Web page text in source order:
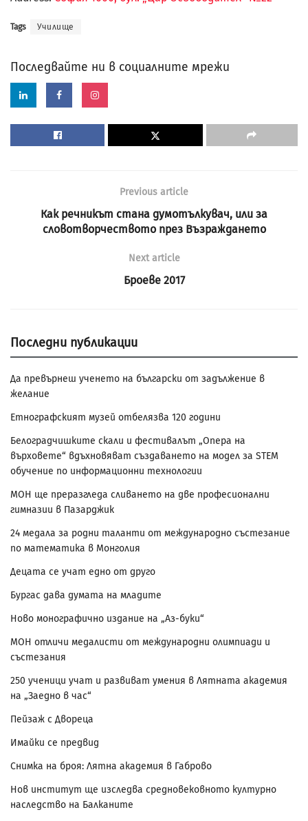
Tags Училище
Последвайте ни в социалните мрежи
Previous article
Как речникът стана думотълкувач, или за
словотворчеството през Възраждането
Next article
Броеве 2017
Последни публикации
Да превърнеш ученето на български от задължение в
желание
Етнографският музей отбелязва 120 години
Белоградчишките скали и фестивалът „Опера на
върховете“ вдъхновяват създаването на модел за STEM
обучение по информационни технологии
МОН ще преразгледа сливането на две професионални
гимназии в Пазарджик
24 медала за родни таланти от международно състезание
по математика в Монголия
Децата се учат едно от друго
Бургас дава думата на младите
Ново монографично издание на „Аз-буки“
МОН отличи медалисти от международни олимпиади и
състезания
250 ученици учат и развиват умения в Лятната академия
на „Заедно в час“
Пейзаж с Двореца
Имайки се предвид
Снимка на броя: Лятна академия в Габрово
Нов институт ще изследва средновековното културно
наследство на Балканите